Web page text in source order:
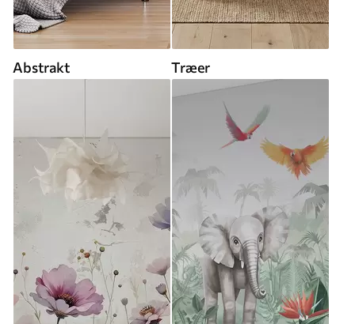
Abstrakt Træer